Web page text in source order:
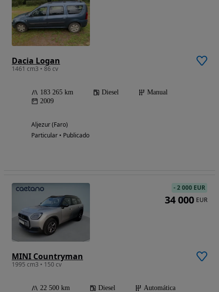
Dacia Logan
1461 cm3 • 86 cv
183 265 km Diesel
Manual
2009
Aljezur (Faro)
Particular • Publicado
MINI Countryman
1995 cm3 • 150 cv
22 500 km Diesel
Automática
-2 000 EUR
34 000 EUR